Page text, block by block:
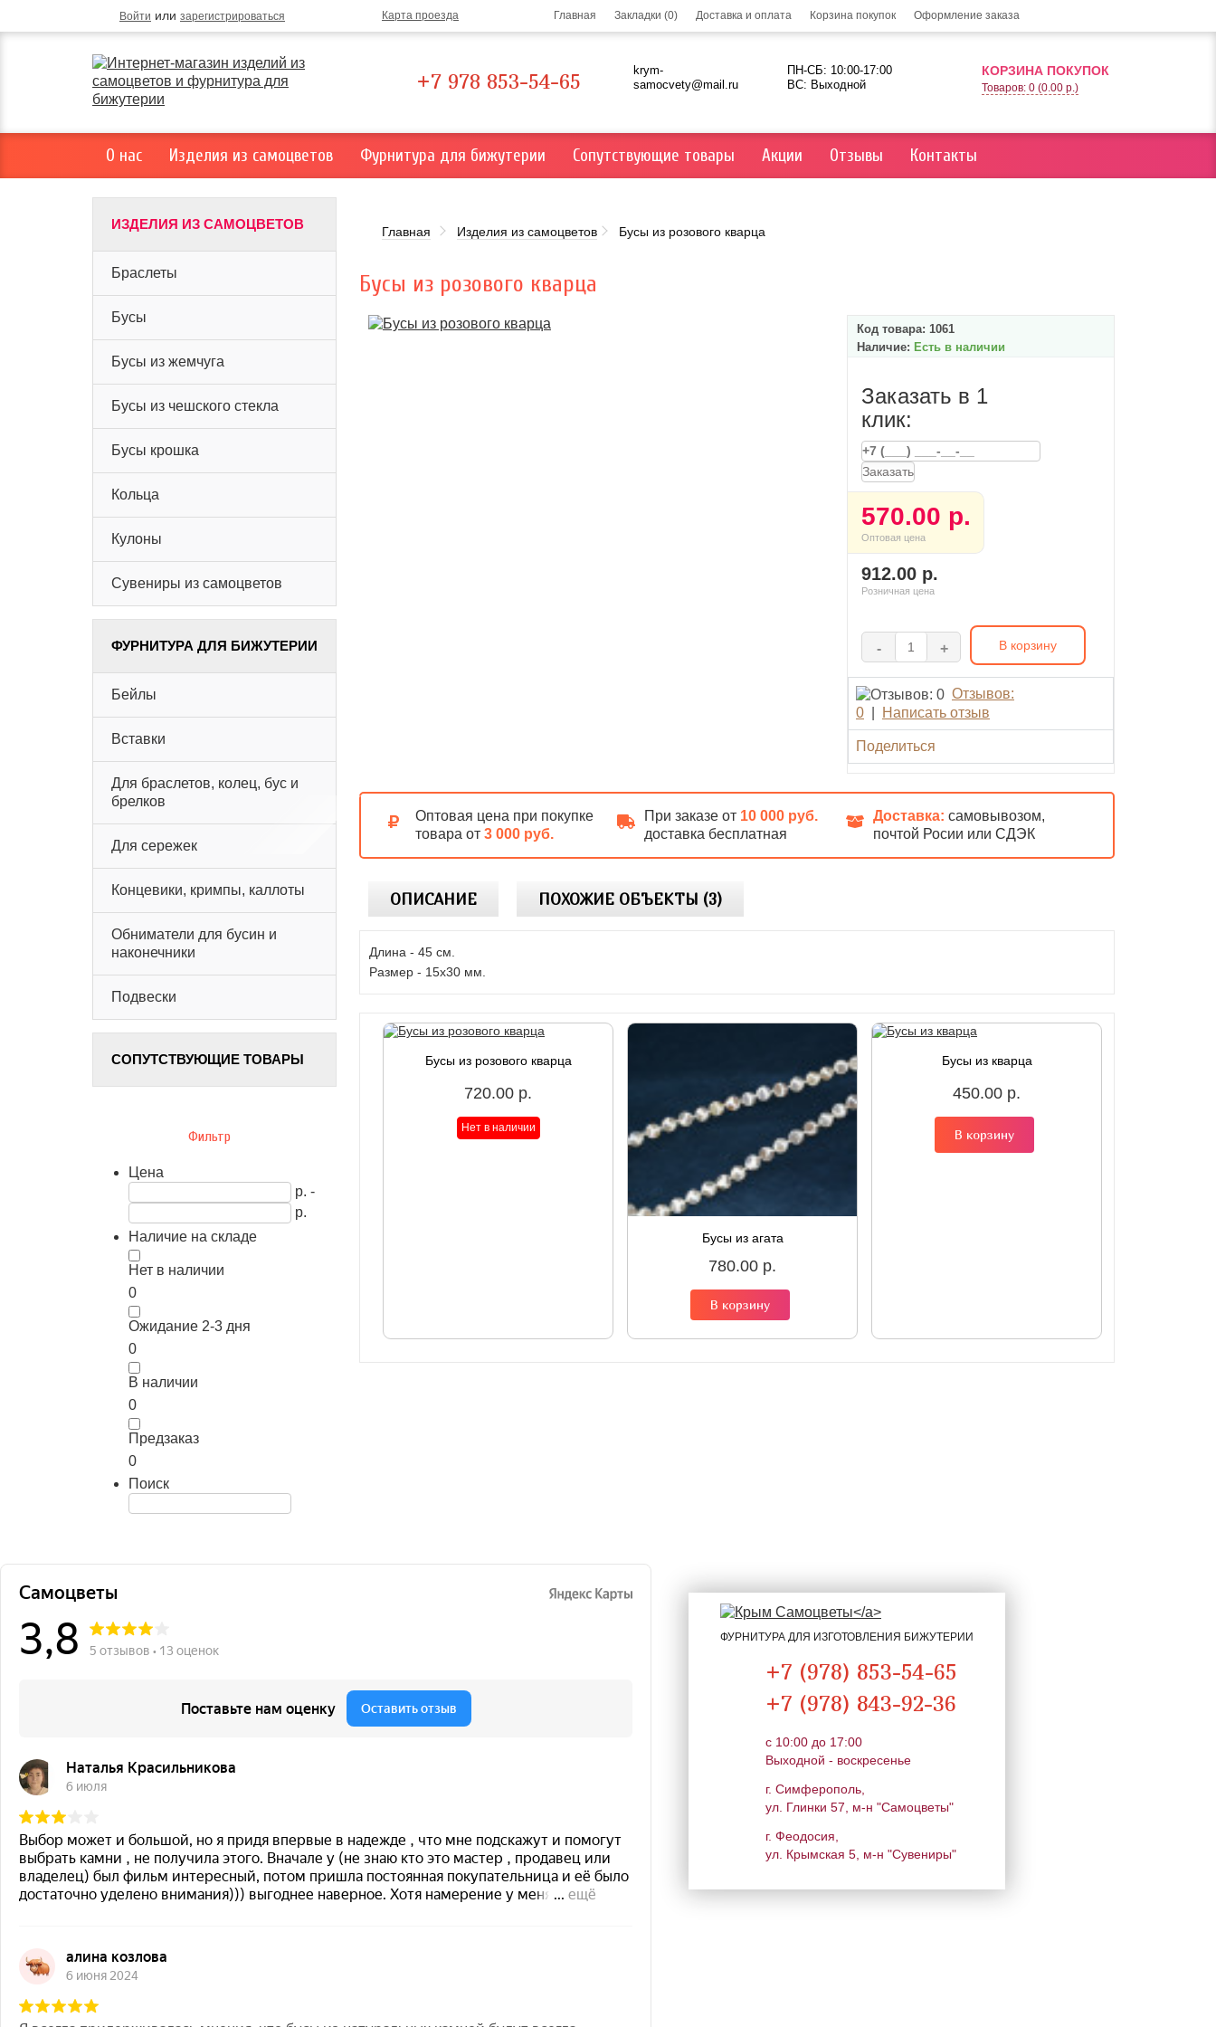
Войти или зарегистрироваться Карта проезда Главная Закладки (0) Доставка и оплата Корзина покупок Оформление заказа
+7 978 853-54-65
krym-
samocvety@mail.ru
ПН-СБ: 10:00-17:00
ВС: Выходной
КОРЗИНА ПОКУПОК
Товаров: 0 (0.00 р.)
О нас Изделия из самоцветов Фурнитура для бижутерии Сопутствующие товары Акции Отзывы Контакты
ИЗДЕЛИЯ ИЗ САМОЦВЕТОВ
Браслеты
Бусы
Бусы из жемчуга
Бусы из чешского стекла
Бусы крошка
Кольца
Кулоны
Сувениры из самоцветов
ФУРНИТУРА ДЛЯ БИЖУТЕРИИ
Бейлы
Вставки
Для браслетов, колец, бус и
брелков
Для сережек
Концевики, кримпы, каллоты
Обниматели для бусин и
наконечники
Подвески
СОПУТСТВУЮЩИЕ ТОВАРЫ
Фильтр
Цена
р. -
р.
Наличие на складе
Нет в наличии
0
Ожидание 2-3 дня
0
В наличии
0
Предзаказ
0
Поиск
Главная Изделия из самоцветов Бусы из розового кварца
Бусы из розового кварца
Код товара: 1061
Наличие: Есть в наличии
Заказать в 1
клик:
Заказать
570.00 р.
Оптовая цена
912.00 р.
Розничная цена
- + В корзину
Отзывов:
0
Написать отзыв
Поделиться
Оптовая цена при покупке
товара от 3 000 руб.
При заказе от 10 000 руб.
доставка бесплатная
Доставка: самовывозом,
почтой Росии или СДЭК
ОПИСАНИЕ ПОХОЖИЕ ОБЪЕКТЫ (3)
Длина - 45 см.
Размер - 15х30 мм.
Бусы из розового кварца
720.00 р.
Бусы из агата
780.00 р.
В корзину
Бусы из кварца
450.00 р.
В корзину
ФУРНИТУРА ДЛЯ ИЗГОТОВЛЕНИЯ БИЖУТЕРИИ
+7 (978) 853-54-65
+7 (978) 843-92-36
c 10:00 до 17:00
Выходной - воскресенье
г. Симферополь,
ул. Глинки 57, м-н "Самоцветы"
г. Феодосия,
ул. Крымская 5, м-н "Сувениры"